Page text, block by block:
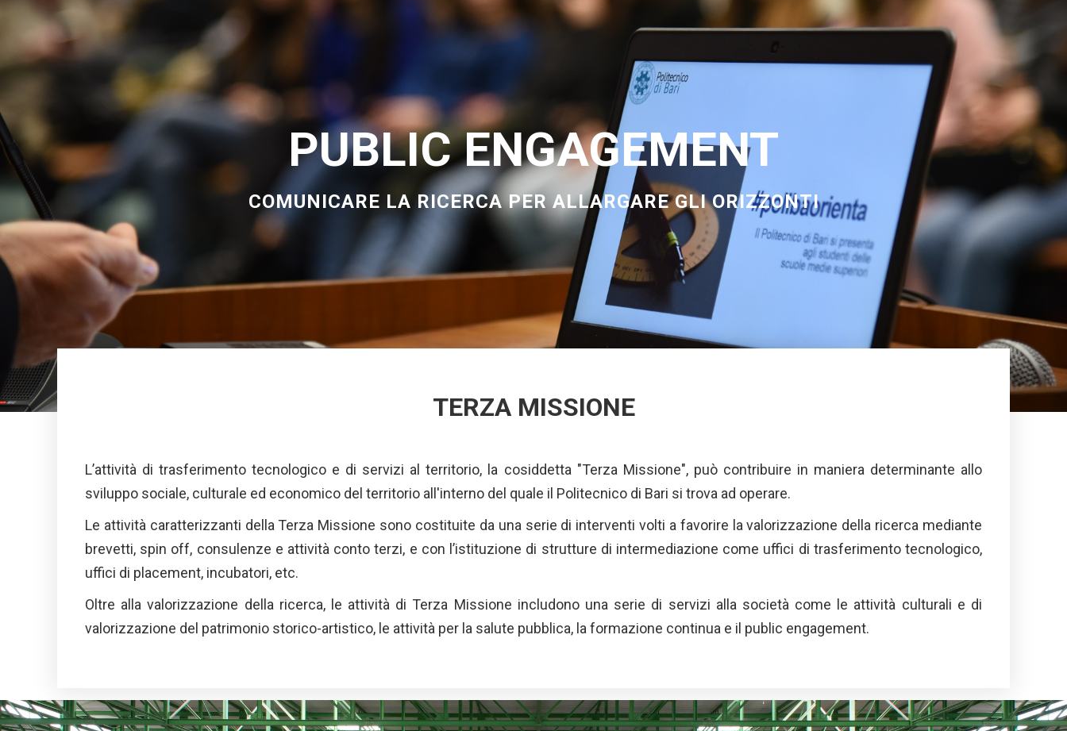
PUBLIC ENGAGEMENT
COMUNICARE LA RICERCA PER ALLARGARE GLI ORIZZONTI
TERZA MISSIONE
L’attività di trasferimento tecnologico e di servizi al territorio, la cosiddetta "Terza Missione", può contribuire in maniera determinante allo
sviluppo sociale, culturale ed economico del territorio all'interno del quale il Politecnico di Bari si trova ad operare.
Le attività caratterizzanti della Terza Missione sono costituite da una serie di interventi volti a favorire la valorizzazione della ricerca mediante
brevetti, spin off, consulenze e attività conto terzi, e con l’istituzione di strutture di intermediazione come uffici di trasferimento tecnologico,
uffici di placement, incubatori, etc.
Oltre alla valorizzazione della ricerca, le attività di Terza Missione includono una serie di servizi alla società come le attività culturali e di
valorizzazione del patrimonio storico-artistico, le attività per la salute pubblica, la formazione continua e il public engagement.